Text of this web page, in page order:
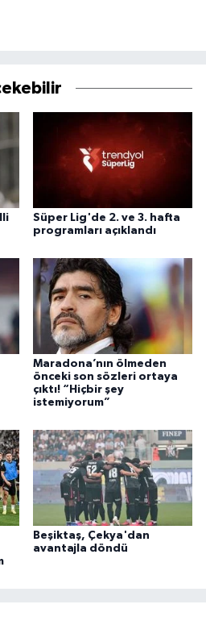
Süper Lig'de 2. ve 3. hafta
programları açıklandı
Maradona’nın ölmeden
önceki son sözleri ortaya
çıktı! “Hiçbir şey
istemiyorum”
Beşiktaş, Çekya'dan
avantajla döndü